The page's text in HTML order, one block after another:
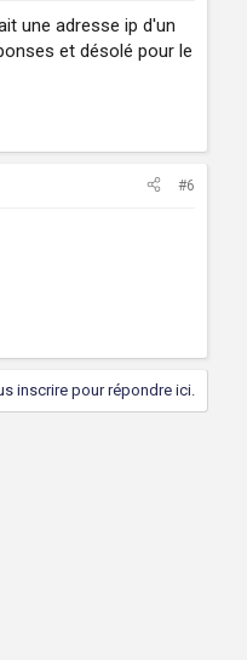
une adresse ip d'un
et désolé pour le
#6
inscrire pour répondre ici.